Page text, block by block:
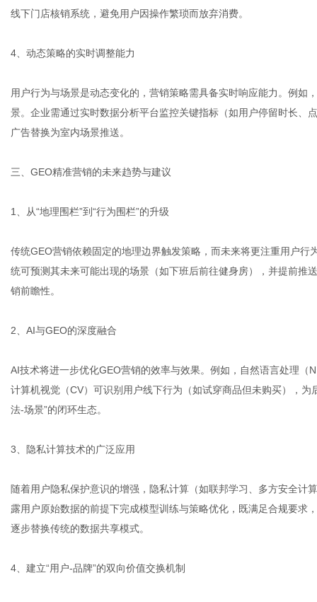
线下门店核销系统，避免用户因操作繁琐而放弃消费。
4、动态策略的实时调整能力
用户行为与场景是动态变化的，营销策略需具备实时响应能力。例如
景。企业需通过实时数据分析平台监控关键指标（如用户停留时长、
广告替换为室内场景推送。
三、GEO精准营销的未来趋势与建议
1、从“地理围栏”到“行为围栏”的升级
传统GEO营销依赖固定的地理边界触发策略，而未来将更注重用户
统可预测其未来可能出现的场景（如下班后前往健身房），并提前推
销前瞻性。
2、AI与GEO的深度融合
AI技术将进一步优化GEO营销的效率与效果。例如，自然语言处理
计算机视觉（CV）可识别用户线下行为（如试穿商品但未购买），
法-场景”的闭环生态。
3、隐私计算技术的广泛应用
随着用户隐私保护意识的增强，隐私计算（如联邦学习、多方安全计
露用户原始数据的前提下完成模型训练与策略优化，既满足合规要求
逐步替换传统的数据共享模式。
4、建立“用户-品牌”的双向价值交换机制